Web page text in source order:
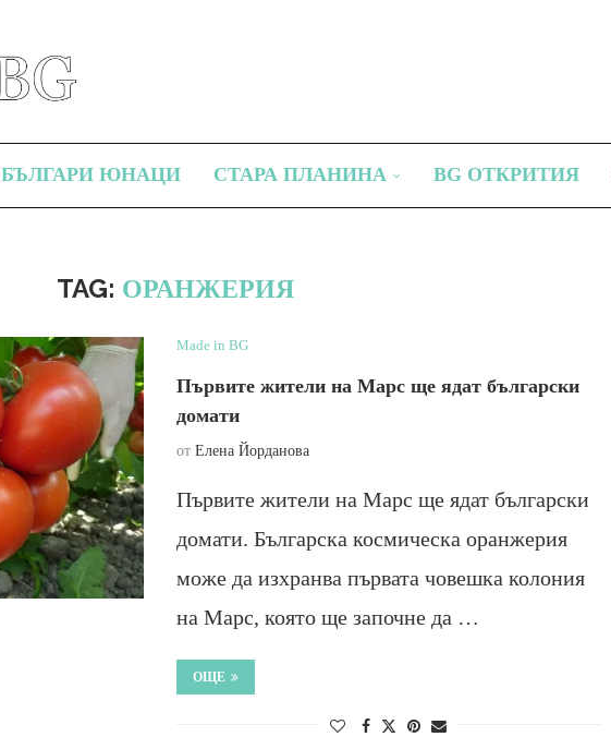
БЪЛГАРИ ЮНАЦИ СТАРА ПЛАНИНА BG ОТКРИТИЯ
TAG: ОРАНЖЕРИЯ
Made in BG
Първите жители на Марс ще ядат български
домати
от Елена Йорданова
Първите жители на Марс ще ядат български
домати. Българска космическа оранжерия
може да изхранва първата човешка колония
на Марс, която ще започне да …
ОЩЕ